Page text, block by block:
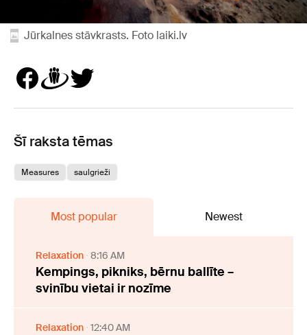
Jūrkalnes stāvkrasts. Foto laiki.lv
Šī raksta tēmas
Measures saulgrieži
Most popular Newest
Relaxation 8:16 AM
Kempings, pikniks, bērnu ballīte –
svinību vietai ir nozīme
Relaxation 12:40 AM